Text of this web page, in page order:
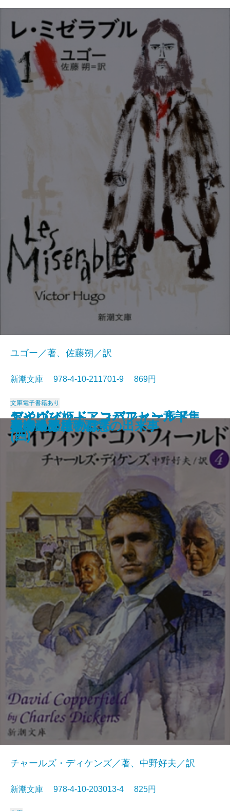
桜の園・三人姉妹
レ・ミゼラブル〔三〕
レ・ミゼラブル〔四〕
俘虜記
白雪姫―グリム童話集I―
海からの贈物
おやゆび姫―アンデルセン童話集
(II)―
レ・ミゼラブル〔二〕
アメリカン・スクール
レ・ミゼラブル〔一〕
ユゴー／著、佐藤朔／訳
新潮文庫 978-4-10-211701-9 869円
文庫電子書籍あり
デイヴィッド・コパフィールド
(四)
チャールズ・ディケンズ／著、中野好夫／訳
新潮文庫 978-4-10-203013-4 825円
砂の上の植物群
デイヴィッド・コパフィールド
(三)
風濤
デイヴィッド・コパフィールド
(二)
デイヴィッド・コパフィールド
(一)
エミリーはのぼる
娼婦の部屋・不意の出来事
夏の終り
虚空遍歴〔下〕